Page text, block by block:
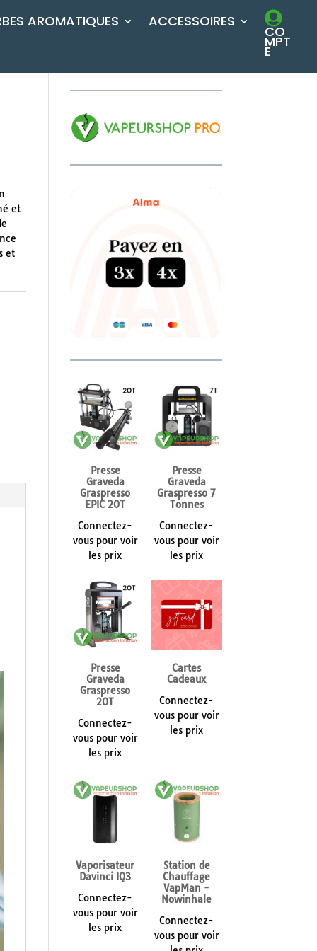
AROMATIQUES ACCESSOIRES
CO
MPT
E
et
et
Presse
Graveda
Graspresso
EPIC 20T
Connectez-
vous pour voir
les prix
Presse
Graveda
Graspresso 7
Tonnes
Connectez-
vous pour voir
les prix
Presse
Graveda
Graspresso
20T
Connectez-
vous pour voir
les prix
Cartes
Cadeaux
Connectez-
vous pour voir
les prix
Vaporisateur
Davinci IQ3
Connectez-
vous pour voir
les prix
Station de
Chauffage
VapMan -
Nowinhale
Connectez-
vous pour voir